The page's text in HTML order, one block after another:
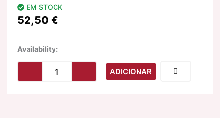
EM STOCK
52,50 €
Availability:Quantidade
AVENUE
ADICIONAR